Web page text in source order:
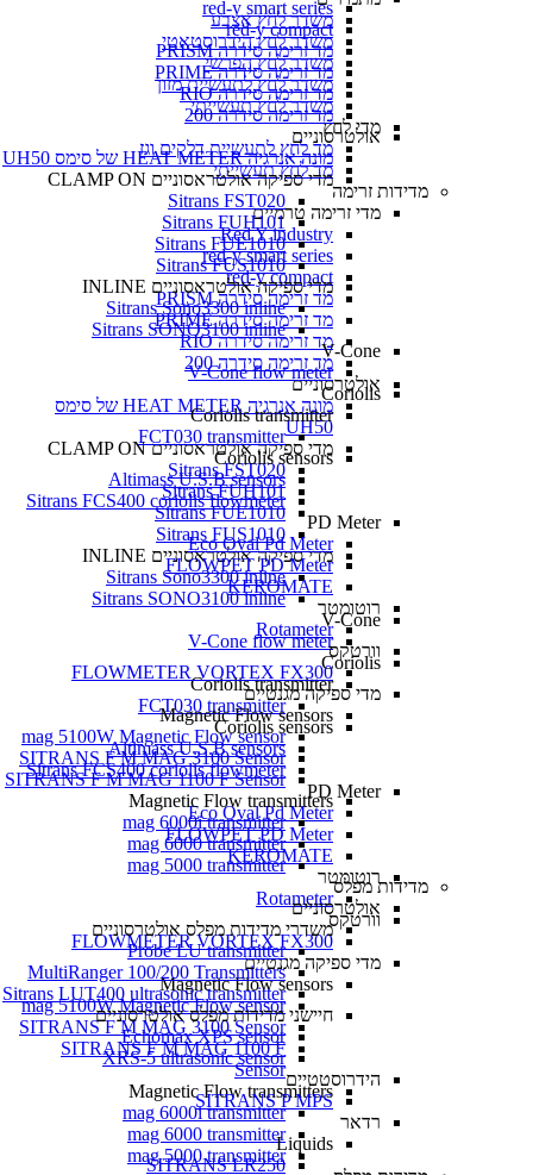
משדר לחץ אצבע
משדר לחץ הידרוסטאטי
משדר לחץ הפרשי
משדר לחץ לתעשיית מזון
משדר לחץ תעשייתי
מדי לחץ
מד לחץ לתעשיית דלקים וגז
מד לחץ תעשייתי
מדידות זרימה
מדי זרימה טרמיים
Red Y industry
red-y smart series
red-y compact
מד זרימה סידרה PRISM
מד זרימה סידרה PRIME
מד זרימה סידרה RIO
מד זרימה סידרה 200
אולטרסוניים
מונה אנרגיה HEAT METER של סימס
UH50
מדי ספיקה אולטראסוניים CLAMP ON
Sitrans FST020
Sitrans FUH101
Sitrans FUE1010
Sitrans FUS1010
מדי ספיקה אולטראסוניים INLINE
Sitrans Sono3300 inline
Sitrans SONO3100 inline
V-Cone
V-Cone flow meter
Coriolis
Coriolis transmitter
FCT030 transmitter
Coriolis sensors
Altimass U.S.B sensors
Sitrans FCS400 coriolis flowmeter
PD Meter
Eco Oval Pd Meter
FLOWPET PD Meter
KEROMATE
רוטומטר
Rotameter
וורטקס
FLOWMETER VORTEX FX300
מדי ספיקה מגנטיים
Magnetic Flow sensors
mag 5100W Magnetic Flow sensor
SITRANS F M MAG 3100 Sensor
SITRANS F M MAG 1100 F
Sensor
Magnetic Flow transmitters
mag 6000i transmitter
mag 6000 transmitter
mag 5000 transmitter
red-y smart series
red-y compact
מד זרימה סידרה PRISM
מד זרימה סידרה PRIME
מד זרימה סידרה RIO
מד זרימה סידרה 200
אולטרסוניים
מונה אנרגיה HEAT METER של סימס UH50
מדי ספיקה אולטראסוניים CLAMP ON
Sitrans FST020
Sitrans FUH101
Sitrans FUE1010
Sitrans FUS1010
מדי ספיקה אולטראסוניים INLINE
Sitrans Sono3300 inline
Sitrans SONO3100 inline
V-Cone
V-Cone flow meter
Coriolis
Coriolis transmitter
FCT030 transmitter
Coriolis sensors
Altimass U.S.B sensors
Sitrans FCS400 coriolis flowmeter
PD Meter
Eco Oval Pd Meter
FLOWPET PD Meter
KEROMATE
רוטומטר
Rotameter
וורטקס
FLOWMETER VORTEX FX300
מדי ספיקה מגנטיים
Magnetic Flow sensors
mag 5100W Magnetic Flow sensor
SITRANS F M MAG 3100 Sensor
SITRANS F M MAG 1100 F Sensor
Magnetic Flow transmitters
mag 6000i transmitter
mag 6000 transmitter
mag 5000 transmitter
מדידות מפלס
אולטרסוניים
משדרי מדידות מפלס אולטרסוניים
Probe LU transmitter
MultiRanger 100/200 Transmitters
Sitrans LUT400 ultrasonic transmitter
חיישני מדידות מפלס אולטרסוניים
Echomax XPS sensor
XRS-5 ultrasonic sensor
הידרוסטטיים
SITRANS P MPS
רדאר
Liquids
SITRANS LR250